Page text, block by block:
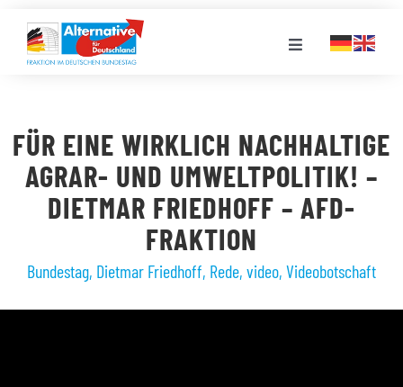
Inhalt
springen
Toggle
LANDESGRUPPEN
VERANSTALTUNGEN
PRESSE
FÜR EINE WIRKLICH NACHHALTIGE
AGRAR- UND UMWELTPOLITIK! –
DIETMAR FRIEDHOFF – AFD-
FRAKTION
Bundestag, Dietmar Friedhoff, Rede, video, Videobotschaft